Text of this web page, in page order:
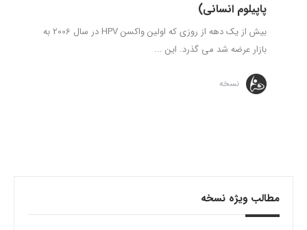
پاپیلوم انسانی)
بیش از یک دهه از روزی که اولین واکسن HPV در سال 2006 به
بازار عرضه شد می گذرد. این ...
نسخه
مطالب ویژه نسخه